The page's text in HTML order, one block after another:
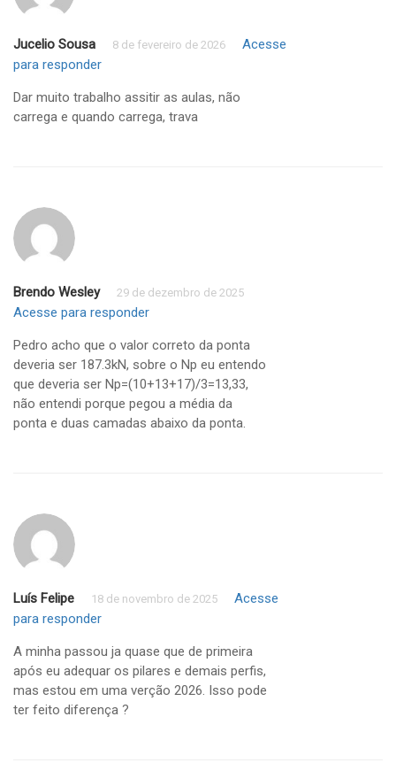
Jucelio Sousa 8 de fevereiro de 2026
Acesse
para responder
Dar muito trabalho assitir as aulas, não
carrega e quando carrega, trava
Brendo Wesley 29 de dezembro de 2025
Acesse para responder
Pedro acho que o valor correto da ponta
deveria ser 187.3kN, sobre o Np eu entendo
que deveria ser Np=(10+13+17)/3=13,33,
não entendi porque pegou a média da
ponta e duas camadas abaixo da ponta.
Luís Felipe 18 de novembro de 2025
Acesse
para responder
A minha passou ja quase que de primeira
após eu adequar os pilares e demais perfis,
mas estou em uma verção 2026. Isso pode
ter feito diferença ?